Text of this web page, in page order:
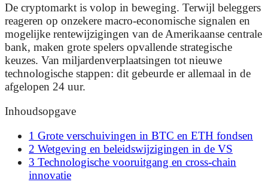
De cryptomarkt is volop in beweging. Terwijl beleggers
reageren op onzekere macro-economische signalen en
mogelijke rentewijzigingen van de Amerikaanse centrale
bank, maken grote spelers opvallende strategische
keuzes. Van miljardenverplaatsingen tot nieuwe
technologische stappen: dit gebeurde er allemaal in de
afgelopen 24 uur.
Inhoudsopgave
1 Grote verschuivingen in BTC en ETH fondsen
2 Wetgeving en beleidswijzigingen in de VS
3 Technologische vooruitgang en cross-chain
innovatie